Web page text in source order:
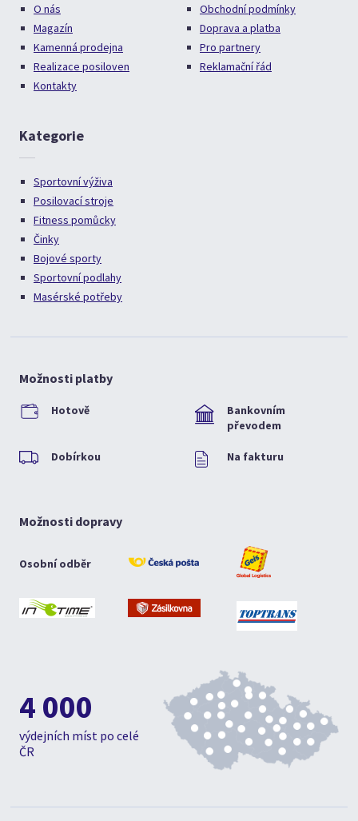
O nás
Magazín
Kamenná prodejna
Realizace posiloven
Kontakty
Obchodní podmínky
Doprava a platba
Pro partnery
Reklamační řád
Kategorie
Sportovní výživa
Posilovací stroje
Fitness pomůcky
Činky
Bojové sporty
Sportovní podlahy
Masérské potřeby
Možnosti platby
Hotově
Bankovním
převodem
Dobírkou Na fakturu
Možnosti dopravy
Osobní odběr
4 000
výdejních míst po celé
ČR